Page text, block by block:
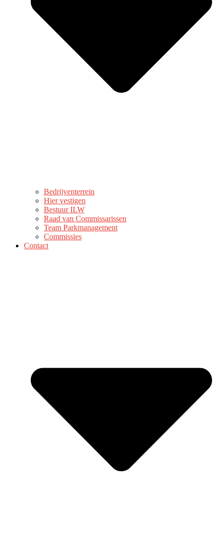
Bedrijventerrein
Hier vestigen
Bestuur ILW
Raad van Commissarissen
Team Parkmanagement
Commissies
Contact